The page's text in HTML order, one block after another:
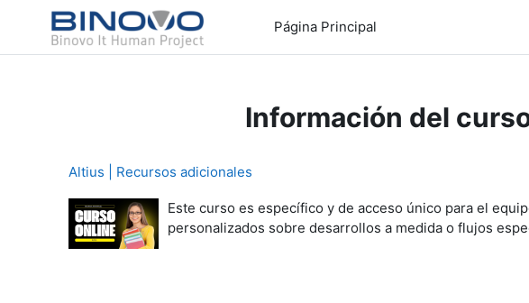
Salta al contenido principal
Página Principal
Información del
Altius | Recursos adicionales
Este curso es específico y de acceso único para el
personalizados sobre desarrollos a medida o flujos